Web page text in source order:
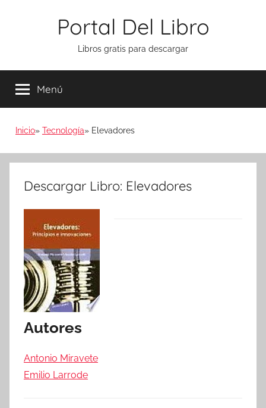
Portal Del Libro
Libros gratis para descargar
Menú
Inicio Tecnología Elevadores
Descargar Libro: Elevadores
Autores
Antonio Miravete
Emilio Larrode